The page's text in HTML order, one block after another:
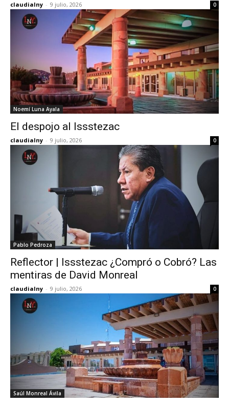
claudialny - 9 julio, 2026 0
Noemí Luna Ayala
El despojo al Issstezac
claudialny - 9 julio, 2026 0
Pablo Pedroza
Reflector | Issstezac ¿Compró o Cobró? Las
mentiras de David Monreal
claudialny - 9 julio, 2026 0
Saúl Monreal Ávila